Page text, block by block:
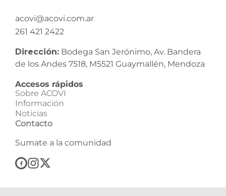
acovi@acovi.com.ar
261 421 2422
Dirección: Bodega San Jerónimo, Av. Bandera
de los Andes 7518, M5521 Guaymallén, Mendoza
Accesos rápidos
Sobre ACOVI
Información
Noticias
Contacto
Sumate a la comunidad